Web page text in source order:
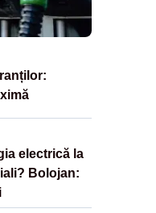
electrică la
Bolojan: